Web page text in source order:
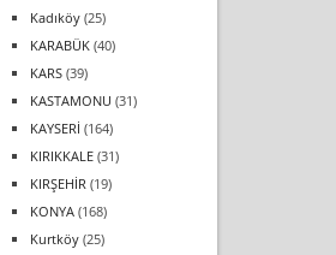
Kadıköy(25)
KARABÜK(40)
KARS(39)
KASTAMONU (31)
KAYSERİ (164)
KIRIKKALE(31)
KIRŞEHİR (19)
KONYA(168)
Kurtköy(25)